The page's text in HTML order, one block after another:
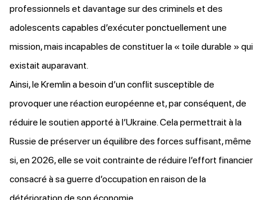
professionnels et davantage sur des criminels et des
adolescents capables d’exécuter ponctuellement une
mission, mais incapables de constituer la « toile durable » qui
existait auparavant.
Ainsi, le Kremlin a besoin d’un conflit susceptible de
provoquer une réaction européenne et, par conséquent, de
réduire le soutien apporté à l’Ukraine. Cela permettrait à la
Russie de préserver un équilibre des forces suffisant, même
si, en 2026, elle se voit contrainte de réduire l’effort financier
consacré à sa guerre d’occupation en raison de la